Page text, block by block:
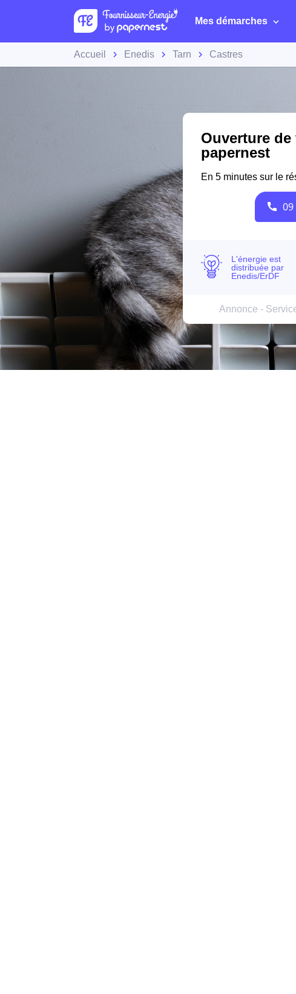
Mes démarches
Accueil Enedis Tarn Castres